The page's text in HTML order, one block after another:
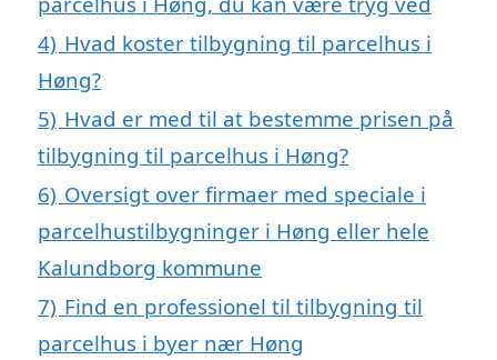
4) Hvad koster tilbygning til parcelhus i
Høng?
5) Hvad er med til at bestemme prisen på
tilbygning til parcelhus i Høng?
6) Oversigt over firmaer med speciale i
parcelhustilbygninger i Høng eller hele
Kalundborg kommune
7) Find en professionel til tilbygning til
parcelhus i byer nær Høng